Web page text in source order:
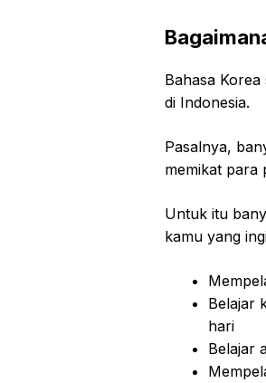
Bahasa
di Indonesia.
Pasalnya,
memikat para
Untuk itu
kamu yang
Belajar
hari
Belajar